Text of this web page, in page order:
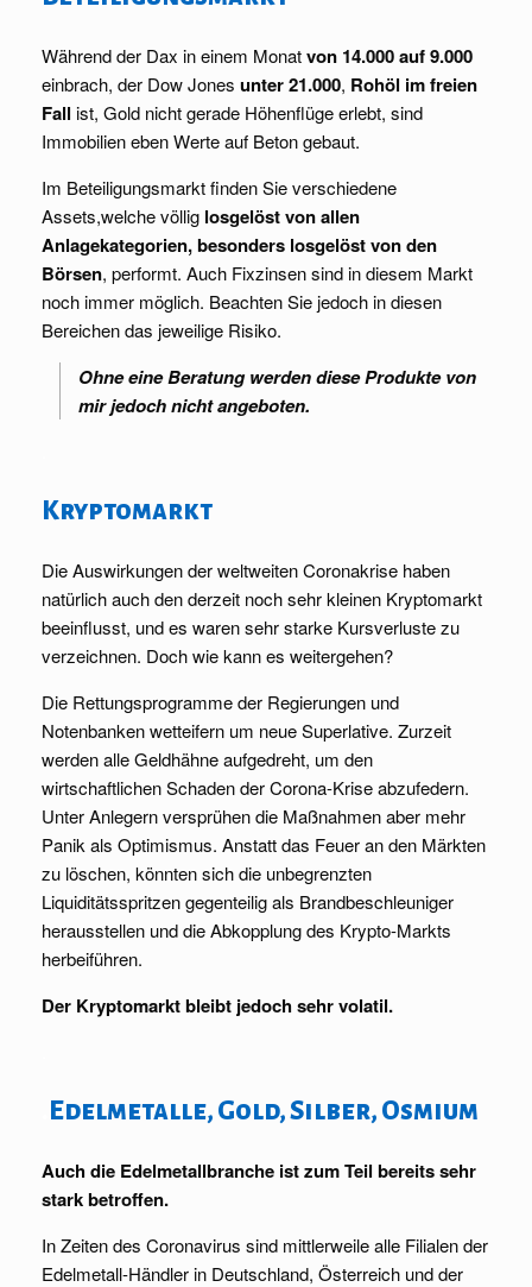
Während der Dax in einem Monatvon 14.000 auf 9.000
einbrach, der Dow Jones unter 21.000, Rohöl im freien
Fall ist, Gold nicht gerade Höhenflüge erlebt, sind
Immobilien eben Werte auf Beton gebaut.
Im Beteiligungsmarkt finden Sie verschiedene
Assets,welche völlig losgelöst von allen
Anlagekategorien, besonders losgelöst von den
Börsen, performt. Auch Fixzinsen sind in diesem Markt
noch immer möglich. Beachten Sie jedoch in diesen
Bereichen das jeweilige Risiko.
Ohne eine Beratung werden diese Produkte von
mir jedoch nicht angeboten.
Kryptomarkt
Die Auswirkungen der weltweiten Coronakrise haben
natürlich auch den derzeit noch sehr kleinen Kryptomarkt
beeinflusst, und es waren sehr starke Kursverluste zu
verzeichnen. Doch wie kann es weitergehen?
Die Rettungsprogramme der Regierungen und
Notenbanken wetteifern um neue Superlative. Zurzeit
werden alle Geldhähne aufgedreht, um den
wirtschaftlichen Schaden der Corona-Krise abzufedern.
Unter Anlegern versprühen die Maßnahmen aber mehr
Panik als Optimismus. Anstatt das Feuer an den Märkten
zu löschen, könnten sich die unbegrenzten
Liquiditätsspritzen gegenteilig als Brandbeschleuniger
herausstellen und die Abkopplung des Krypto-Markts
herbeiführen.
Der Kryptomarkt bleibt jedoch sehr volatil.
Edelmetalle, Gold, Silber, Osmium
Auch die Edelmetallbranche ist zum Teil bereits sehr
stark betroffen.
In Zeiten des Coronavirus sind mittlerweile alle Filialen der
Edelmetall-Händler in Deutschland, Österreich und der